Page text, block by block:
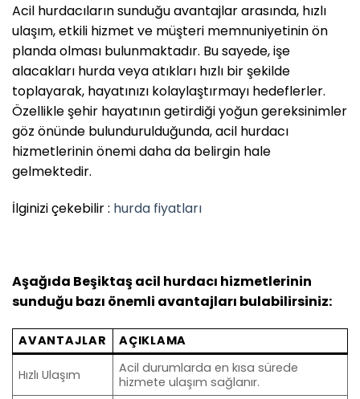
Acil hurdacıların sunduğu avantajlar arasında, hızlı
ulaşım, etkili hizmet ve müşteri memnuniyetinin ön
planda olması bulunmaktadır. Bu sayede, işe
alacakları hurda veya atıkları hızlı bir şekilde
toplayarak, hayatınızı kolaylaştırmayı hedeflerler.
Özellikle şehir hayatının getirdiği yoğun gereksinimler
göz önünde bulundurulduğunda, acil hurdacı
hizmetlerinin önemi daha da belirgin hale
gelmektedir.
İlginizi çekebilir : hurda fiyatları
Aşağıda Beşiktaş acil hurdacı hizmetlerinin
sunduğu bazı önemli avantajları bulabilirsiniz:
AVANTAJLAR AÇIKLAMA
Hızlı Ulaşım
Acil durumlarda en kısa sürede
hizmete ulaşım sağlanır.